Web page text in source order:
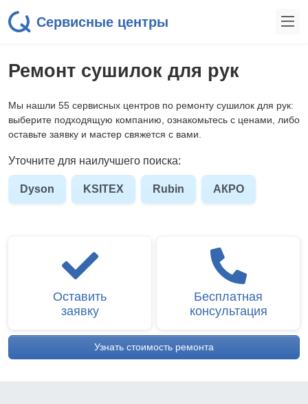
Сервисные центры
Ремонт сушилок для рук
Мы нашли 55 сервисных центров по ремонту сушилок для рук:
выберите подходящую компанию, ознакомьтесь с ценами, либо
оставьте заявку и мастер свяжется с вами.
Уточните для наилучшего поиска:
Dyson KSITEX Rubin АКРО
Оставить
заявку
Бесплатная
консультация
Узнать стоимость ремонта